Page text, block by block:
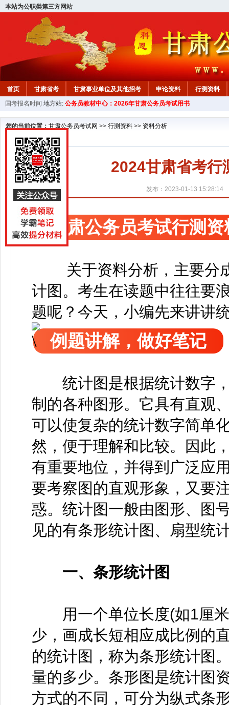
本站为公职类第三方网站
首页 甘肃省考 甘肃事业单位及其他招考 申论资料
行测资料
国考报名时间 地方站: 公务员教材中心：2026年甘肃公务员考试用书
您的当前位置： 甘肃公务员考试网 >> 行测资料 >> 资料分析
2024甘肃省考行
发布：2023-01-13 15:28:14
甘肃公务员考试行测
关于资料分析，主要分
计图。 考生在读题中往往要
题呢？今天，小编先来讲讲
例题讲解，做好笔记
统计图是根据统计数字
制的各种图形。它具有直观
可以使复杂的统计数字简单
然，便于理解和比较。因此
有重要地位，并得到广泛应
要考察图的直观形象，又要
惑。 统计图一般由图形、图
见的有条形统计图、扇型统
一、条形统计图
用一个单位长度(如1厘米
少，画成长短相应成比例的
的统计图，称为条形统计图
量的多少。条形图是统计图
方式的不同，可分为纵式条